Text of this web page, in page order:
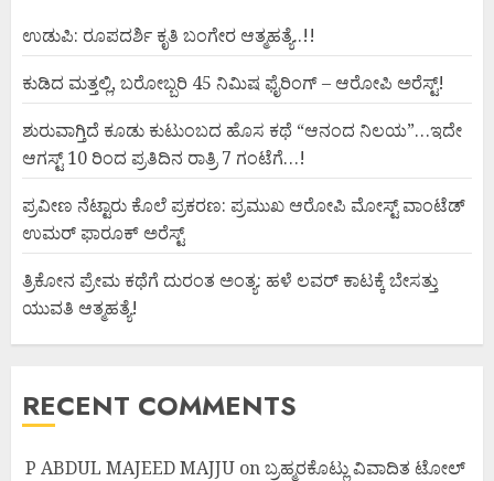
ಉಡುಪಿ: ರೂಪದರ್ಶಿ ಕೃತಿ ಬಂಗೇರ ಆತ್ಮಹತ್ಯೆ..!!
ಕುಡಿದ ಮತ್ತಲ್ಲಿ, ಬರೋಬ್ಬರಿ 45 ನಿಮಿಷ ಫೈರಿಂಗ್ – ಆರೋಪಿ ಅರೆಸ್ಟ್!
ಶುರುವಾಗ್ತಿದೆ ಕೂಡು ಕುಟುಂಬದ ಹೊಸ ಕಥೆ “ಆನಂದ ನಿಲಯ”…ಇದೇ
ಆಗಸ್ಟ್ 10 ರಿಂದ ಪ್ರತಿದಿನ ರಾತ್ರಿ 7 ಗಂಟೆಗೆ…!
ಪ್ರವೀಣ ನೆಟ್ಟಾರು ಕೊಲೆ ಪ್ರಕರಣ: ಪ್ರಮುಖ ಆರೋಪಿ ಮೋಸ್ಟ್ ವಾಂಟೆಡ್
ಉಮರ್ ಫಾರೂಕ್ ಅರೆಸ್ಟ್
ತ್ರಿಕೋನ ಪ್ರೇಮ ಕಥೆಗೆ ದುರಂತ ಅಂತ್ಯ: ಹಳೆ ಲವರ್ ಕಾಟಕ್ಕೆ ಬೇಸತ್ತು
ಯುವತಿ ಆತ್ಮಹತ್ಯೆ!
RECENT COMMENTS
P ABDUL MAJEED MAJJU onಬ್ರಹ್ಮರಕೊಟ್ಲು ವಿವಾದಿತ ಟೋಲ್